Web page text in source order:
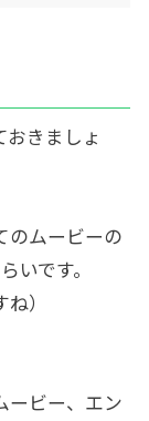
きましょ
のムービーの
いです。
）
ービー、エン